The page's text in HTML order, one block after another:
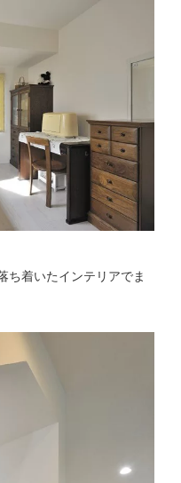
ち着いたインテリアでま